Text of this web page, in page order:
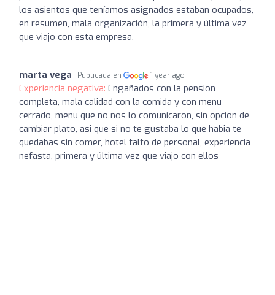
los asientos que teníamos asignados estaban ocupados,
en resumen, mala organización, la primera y última vez
que viajo con esta empresa.
marta vega Publicada en 1 year ago
Experiencia negativa: Engañados con la pension
completa, mala calidad con la comida y con menu
cerrado, menu que no nos lo comunicaron, sin opcion de
cambiar plato, asi que si no te gustaba lo que habia te
quedabas sin comer, hotel falto de personal, experiencia
nefasta, primera y última vez que viajo con ellos